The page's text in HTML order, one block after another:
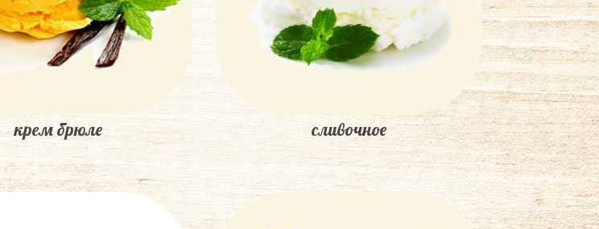
крем брюле сливочное